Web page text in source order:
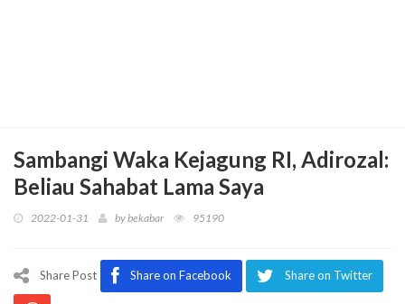
Sambangi Waka Kejagung RI, Adirozal:
Beliau Sahabat Lama Saya
2022-01-31 bybekabar 95190
Share Post Share on Facebook Share on Twitter